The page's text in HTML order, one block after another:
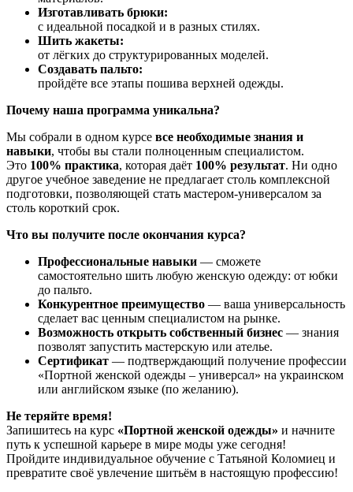
Изготавливать брюки:
с идеальной посадкой и в разных стилях.
Шить жакеты:
от лёгких до структурированных моделей.
Создавать пальто:
пройдёте все этапы пошива верхней одежды.
Почему наша программа уникальна?
Мы собрали в одном курсе все необходимые знания и
навыки, чтобы вы стали полноценным специалистом.
Это 100% практика, которая даёт 100% результат. Ни одно
другое учебное заведение не предлагает столь комплексной
подготовки, позволяющей стать мастером-универсалом за
столь короткий срок.
Что вы получите после окончания курса?
Профессиональные навыки — сможете
самостоятельно шить любую женскую одежду: от юбки
до пальто.
Конкурентное преимущество — ваша универсальность
сделает вас ценным специалистом на рынке.
Возможность открыть собственный бизнес — знания
позволят запустить мастерскую или ателье.
Сертификат — подтверждающий получение профессии
«Портной женской одежды – универсал» на украинском
или английском языке (по желанию).
Не теряйте время!
Запишитесь на курс «Портной женской одежды» и начните
путь к успешной карьере в мире моды уже сегодня!
Пройдите индивидуальное обучение с Татьяной Коломиец и
превратите своё увлечение шитьём в настоящую профессию!